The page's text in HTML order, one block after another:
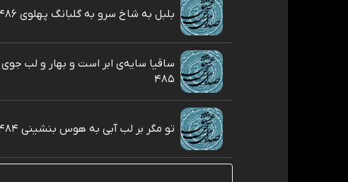
بلبل به شاخ سرو به گلبانگ پهلوی ۴۸۶
ساقیا سایه‌ی ابر است و بهار و لب جوی
۴۸۵
تو مگر بر لب آبی به هوس بنشينی ۴۸۴